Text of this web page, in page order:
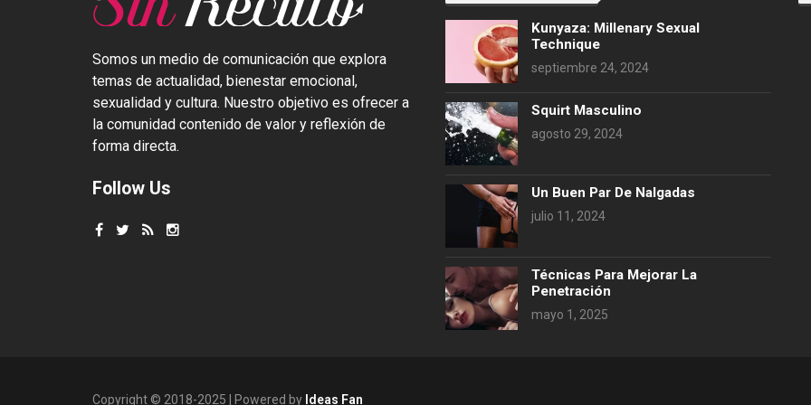
Somos un medio de comunicación que explora
temas de actualidad, bienestar emocional,
sexualidad y cultura. Nuestro objetivo es ofrecer a
la comunidad contenido de valor y reflexión de
forma directa.
Follow Us
Kunyaza: Millenary Sexual
Technique
septiembre 24, 2024
Squirt Masculino
agosto 29, 2024
Un Buen Par De Nalgadas
julio 11, 2024
Técnicas Para Mejorar La
Penetración
mayo 1, 2025
Copyright © 2018-2025 | Powered by Ideas Fan